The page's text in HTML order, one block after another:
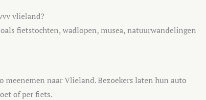
vlieland?
fietstochten, wadlopen, musea, natuurwandelingen
naar Vlieland. Bezoekers laten hun auto
of per fiets.